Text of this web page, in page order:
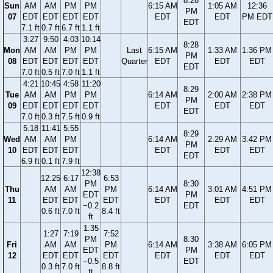
Sun
07
AM
EDT
7.1 ft
AM
EDT
0.7 ft
PM
EDT
6.7 ft
PM
EDT
1.1 ft
6:15 AM
EDT
PM
EDT
1:05 AM
EDT
12:36
PM EDT
Mon
08
3:27
AM
EDT
7.0 ft
9:50
AM
EDT
0.5 ft
4:03
PM
EDT
7.0 ft
10:14
PM
EDT
1.1 ft
Last
Quarter
6:15 AM
EDT
8:28
PM
EDT
1:33 AM
EDT
1:36 PM
EDT
Tue
09
4:21
AM
EDT
7.0 ft
10:45
AM
EDT
0.3 ft
4:58
PM
EDT
7.5 ft
11:20
PM
EDT
0.9 ft
6:14 AM
EDT
8:29
PM
EDT
2:00 AM
EDT
2:38 PM
EDT
Wed
10
5:18
AM
EDT
6.9 ft
11:41
AM
EDT
0.1 ft
5:55
PM
EDT
7.9 ft
6:14 AM
EDT
8:29
PM
EDT
2:29 AM
EDT
3:42 PM
EDT
Thu
11
12:25
AM
EDT
0.6 ft
6:17
AM
EDT
7.0 ft
12:38
PM
EDT
−0.2
ft
6:53
PM
EDT
8.4 ft
6:14 AM
EDT
8:30
PM
EDT
3:01 AM
EDT
4:51 PM
EDT
Fri
12
1:27
AM
EDT
0.3 ft
7:19
AM
EDT
7.0 ft
1:35
PM
EDT
−0.5
7:52
PM
EDT
8.8 ft
6:14 AM
EDT
8:30
PM
EDT
3:38 AM
EDT
6:05 PM
EDT